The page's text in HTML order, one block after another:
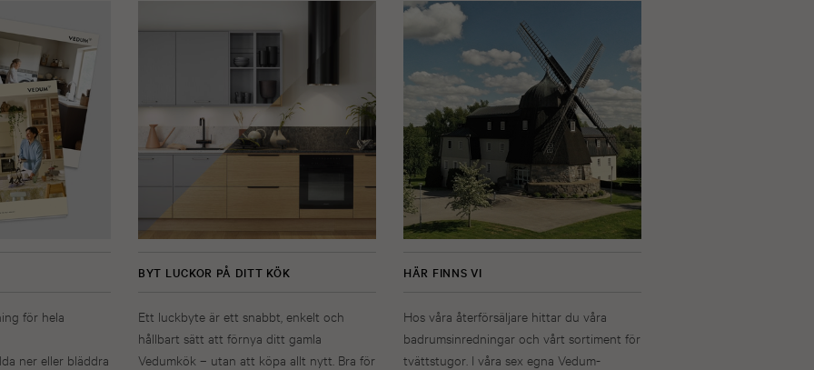
för hela
ner eller bläddra
BYT LUCKOR PÅ DITT KÖK
Ett luckbyte är ett snabbt, enkelt och
hållbart sätt att förnya ditt gamla
Vedumkök – utan att köpa allt nytt. Bra för
HÄR FINNS VI
Hos våra återförsäljare hittar du våra
badrumsinredningar och vårt sortiment för
tvättstugor. I våra sex egna Vedum-